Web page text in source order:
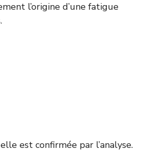
l’origine d’une fatigue
est confirmée par l’analyse.